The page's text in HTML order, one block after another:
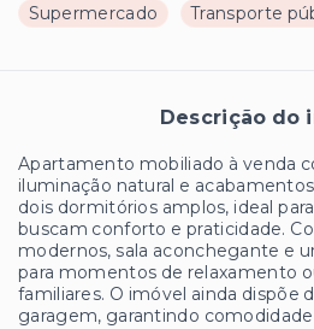
Supermercado
Transporte
Descrição do
Apartamento mobiliado à venda
iluminação natural e
dois dormitórios amplos, ideal
buscam conforto e praticidade.
modernos, sala aconchegante e
para momentos de relaxamento
familiares. O imóvel ainda dispõe
garagem, garantindo comodidade